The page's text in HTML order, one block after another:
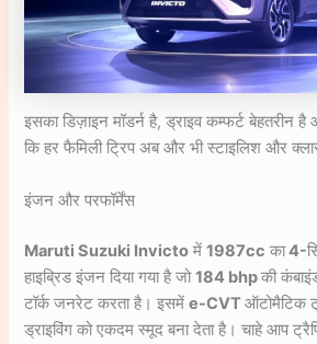
इसका डिज़ाइन मॉडर्न है, ड्राइव कम्फर्ट बेहतरीन
कि हर फैमिली ट्रिप अब और भी स्टाइलिश और
इंजन और परफॉर्मेंस
Maruti Suzuki Invicto में1987cc का4-
हाइब्रिड इंजन दिया गया है जो184 bhpकी
टॉर्क जनरेट करता है। इसमेंe-CVTऑटोमैटिक
ड्राइविंग को एकदम स्मूद बना देता है। चाहे आप